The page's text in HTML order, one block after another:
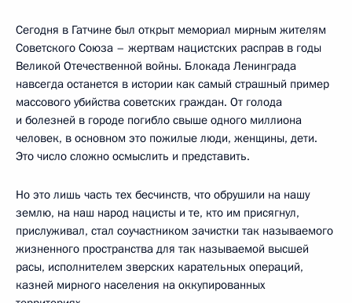
Сегодня в Гатчине был открыт мемориал мирным жителям
Советского Союза – жертвам нацистских расправ в годы
Великой Отечественной войны. Блокада Ленинграда
навсегда останется в истории как самый страшный пример
массового убийства советских граждан. От голода
и болезней в городе погибло свыше одного миллиона
человек, в основном это пожилые люди, женщины, дети.
Это число сложно осмыслить и представить.
Но это лишь часть тех бесчинств, что обрушили на нашу
землю, на наш народ нацисты и те, кто им присягнул,
прислуживал, стал соучастником зачистки так называемого
жизненного пространства для так называемой высшей
расы, исполнителем зверских карательных операций,
казней мирного населения на оккупированных